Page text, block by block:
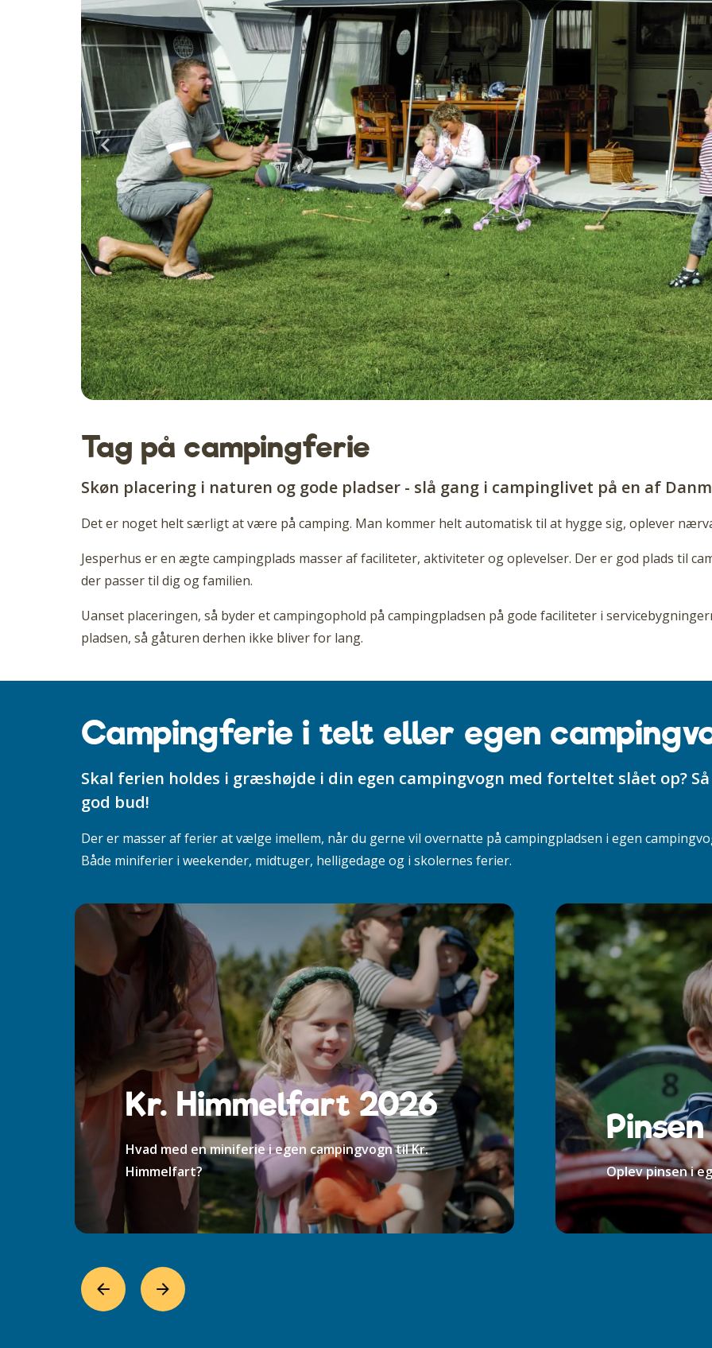
Tag på campingferie
Skøn placering i naturen og gode pladser - slå gang i campinglivet på en af
Det er noget helt særligt at være på camping. Man kommer helt automatisk til at hygge sig, oplever
Jesperhus er en ægte campingplads masser af faciliteter, aktiviteter og oplevelser. Der er god plads til
der passer til dig og familien.
Uanset placeringen, så byder et campingophold på campingpladsen på gode faciliteter i
pladsen, så gåturen derhen ikke bliver for lang.
Campingferie i telt eller egen
Skal ferien holdes i græshøjde i din egen campingvogn med forteltet slået op?
god bud!
Der er masser af ferier at vælge imellem, når du gerne vil overnatte på campingpladsen i egen
Både miniferier i weekender, midtuger, helligedage og i skolernes ferier.
Kr. Himmelfart 2026
Hvad med en miniferie i egen campingvogn til Kr.
Himmelfart?
Oplev pinsen i